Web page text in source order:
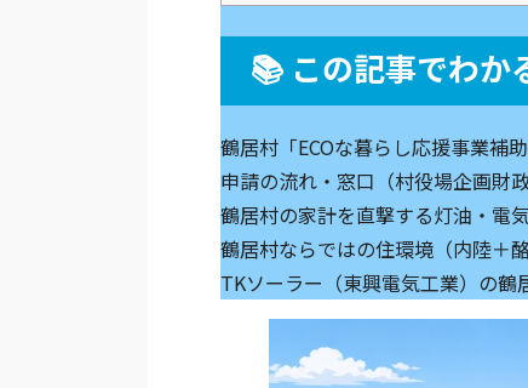
📚 この記事でわか
鶴居村「ECOな暮らし応援事業補
申請の流れ・窓口（村役場企画財政
鶴居村の家計を直撃する灯油・電
鶴居村ならではの住環境（内陸＋
TKソーラー（東興電気工業）の